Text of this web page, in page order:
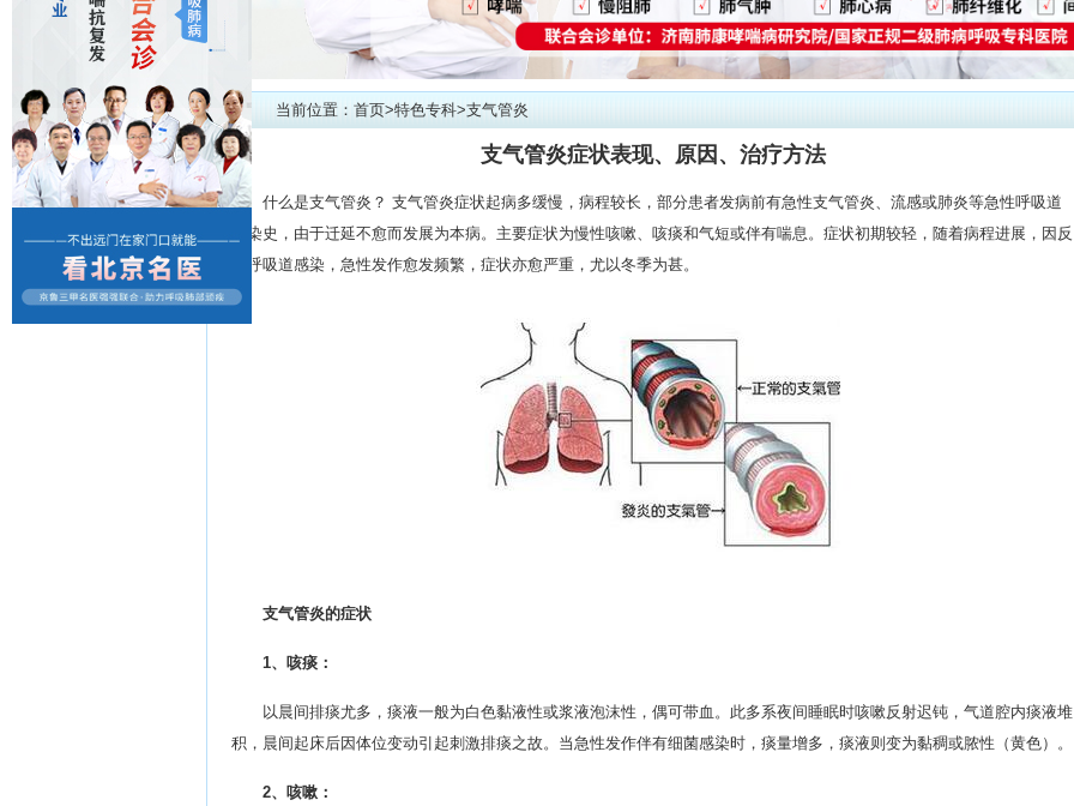
当前位置： 首页>特色专科>支气管炎
支气管炎症状表现、原因、治疗方法
什么是支气管炎？ 支气管炎症状起病多缓慢，病程较长，部分患者发病前有急性支气管炎、流感或肺炎等急性呼吸道
感染史，由于迁延不愈而发展为本病。主要症状为慢性咳嗽、咳痰和气短或伴有喘息。症状初期较轻，随着病程进展，因反
复呼吸道感染，急性发作愈发频繁，症状亦愈严重，尤以冬季为甚。
支气管炎的症状
1、咳痰：
以晨间排痰尤多，痰液一般为白色黏液性或浆液泡沫性，偶可带血。此多系夜间睡眠时咳嗽反射迟钝，气道腔内痰液堆
积，晨间起床后因体位变动引起刺激排痰之故。当急性发作伴有细菌感染时，痰量增多，痰液则变为黏稠或脓性（黄色）。
2、咳嗽：